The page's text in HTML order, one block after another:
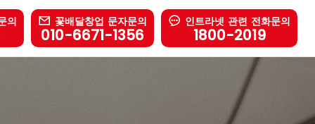
의 꽃배달창업 문자문의
010-6671-1356
인트라넷 관련 전화문의
1800-2019